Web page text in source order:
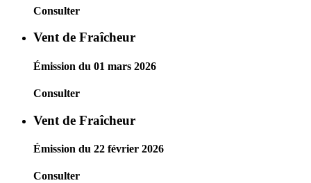
Consulter
Vent de Fraîcheur
Émission du 01 mars 2026
Consulter
Vent de Fraîcheur
Émission du 22 février 2026
Consulter